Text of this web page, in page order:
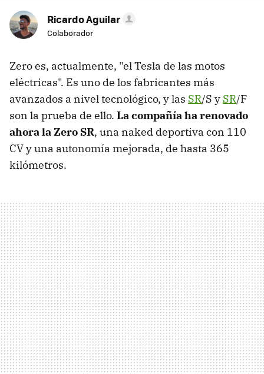
Ricardo Aguilar
Colaborador
Zero es, actualmente, "el Tesla de las motos
eléctricas". Es uno de los fabricantes más
avanzados a nivel tecnológico, y las SR/S y SR/F
son la prueba de ello. La compañía ha renovado
ahora la Zero SR, una naked deportiva con 110
CV y una autonomía mejorada, de hasta 365
kilómetros.